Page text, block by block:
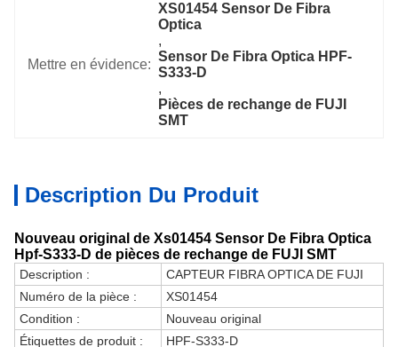
Mettre en évidence:
XS01454 Sensor De Fibra
Optica
,
Sensor De Fibra Optica HPF-
S333-D
,
Pièces de rechange de FUJI
SMT
Description Du Produit
Nouveau original de Xs01454 Sensor De Fibra Optica
Hpf-S333-D de pièces de rechange de FUJI SMT
Description :
CAPTEUR FIBRA OPTICA DE FUJI
Numéro de la pièce :
XS01454
Condition :
Nouveau original
Étiquettes de produit :
HPF-S333-D